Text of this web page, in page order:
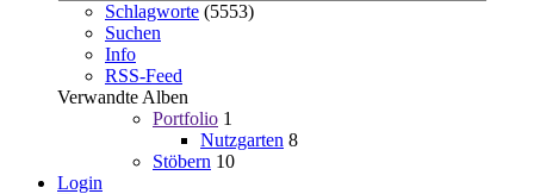
Schlagworte (5553)
Suchen
Info
RSS-Feed
Verwandte Alben
Portfolio 1
Nutzgarten 8
Stöbern 10
Login